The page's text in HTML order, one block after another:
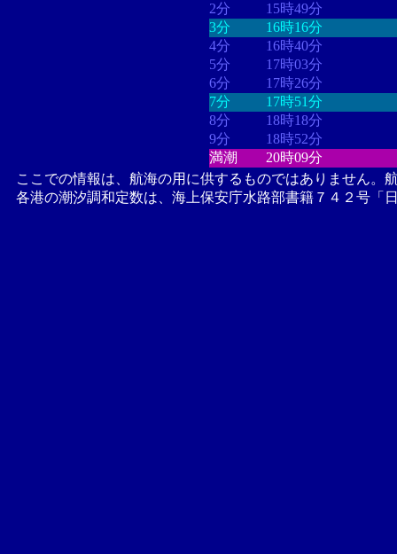
2分
15時49分
3分
16時16分
4分
16時40分
5分
17時03分
6分
17時26分
7分
17時51分
8分
18時18分
9分
18時52分
満潮
20時09分
ここでの情報は、航海の用に供するものではありません。
各港の潮汐調和定数は、海上保安庁水路部書籍７４２号「